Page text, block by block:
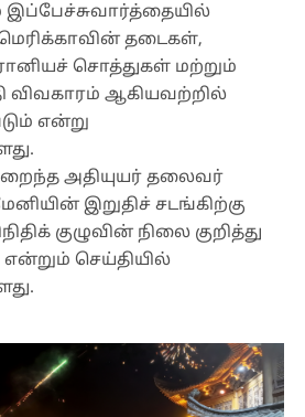
இப்பேச்சுவார்த்தையில்
தடைகள்,
சொத்துகள் மற்றும்
விவகாரம் ஆகியவற்றில்
என்று
அதியுயர் தலைவர்
இறுதிச் சடங்கிற்கு
குழுவின் நிலை குறித்து
என்றும் செய்தியில்